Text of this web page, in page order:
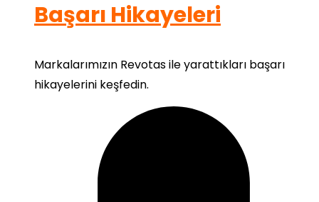
Başarı Hikayeleri
Markalarımızın Revotas ile yarattıkları başarı
hikayelerini keşfedin.